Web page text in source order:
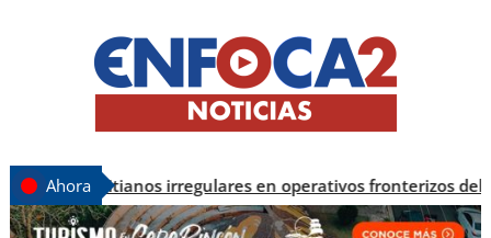
Ahora
haitianos irregulares en operativos fronterizos del